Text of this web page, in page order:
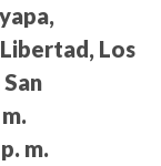
Los
m.